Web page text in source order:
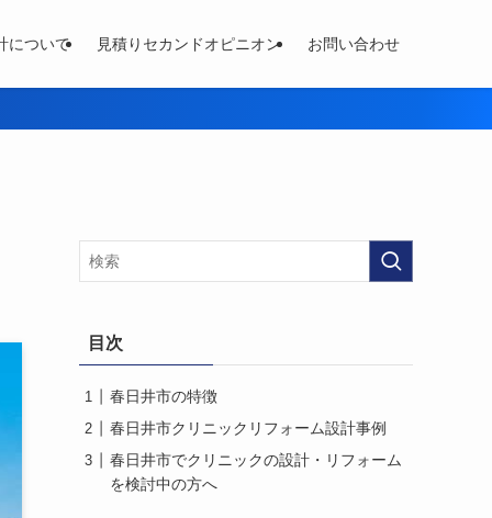
について 見積りセカンドオピニオン お問い合わせ
目次
春日井市の特徴
春日井市クリニックリフォーム設計事例
春日井市でクリニックの設計・リフォーム
を検討中の方へ